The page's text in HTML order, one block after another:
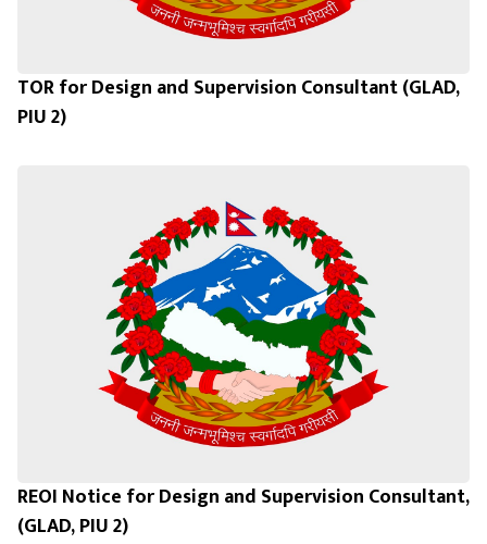
TOR for Design and Supervision Consultant (GLAD,
PIU 2)
REOI Notice for Design and Supervision Consultant,
(GLAD, PIU 2)